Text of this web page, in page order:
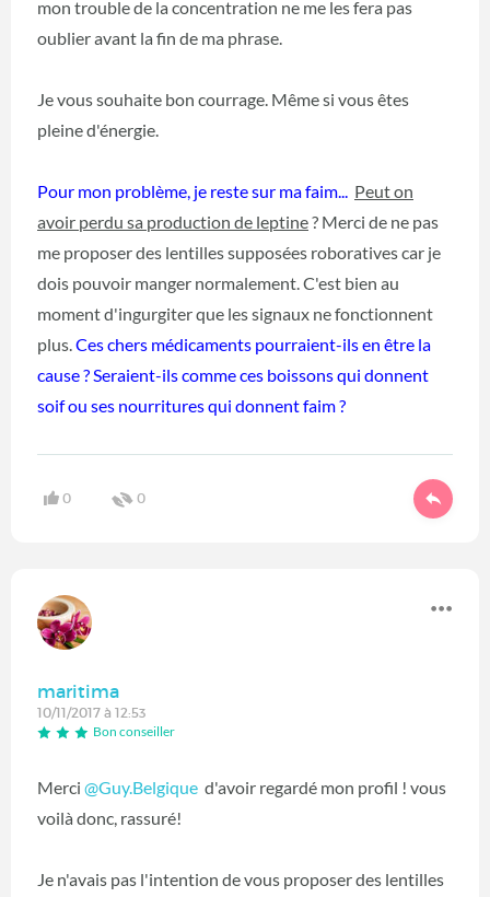
mon trouble de la concentration ne me les fera pas
oublier avant la fin de ma phrase.
Je vous souhaite bon courrage. Même si vous êtes
pleine d'énergie.
Pour mon problème, je reste sur ma faim...
Peut on
avoir perdu sa production de leptine? Merci de ne pas
me proposer des lentilles supposées roboratives car je
dois pouvoir manger normalement. C'est bien au
moment d'ingurgiter que les signaux ne fonctionnent
plus. Ces chers médicaments pourraient-ils en être la
cause ? Seraient-ils comme ces boissons qui donnent
soif ou ses nourritures qui donnent faim ?
0 0
maritima
10/11/2017 à 12:53
Bon conseiller
Merci @Guy.Belgique ‍ d'avoir regardé mon profil ! vous
voilà donc, rassuré!
Je n'avais pas l'intention de vous proposer des lentilles